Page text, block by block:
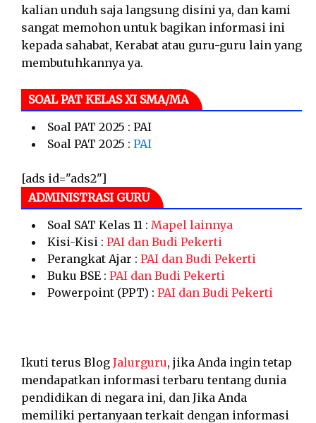
kalian unduh saja langsung disini ya, dan kami
sangat memohon untuk bagikan informasi ini
kepada sahabat, Kerabat atau guru-guru lain yang
membutuhkannya ya.
SOAL PAT KELAS XI SMA/MA
Soal PAT 2025 : PAI
Soal PAT 2025 : PAI
[ads id="ads2"]
ADMINISTRASI GURU
Soal SAT Kelas 11 : Mapel lainnya
Kisi-Kisi : PAI dan Budi Pekerti
Perangkat Ajar : PAI dan Budi Pekerti
Buku BSE : PAI dan Budi Pekerti
Powerpoint (PPT) : PAI dan Budi Pekerti
Ikuti terus Blog Jalurguru, jika Anda ingin tetap
mendapatkan informasi terbaru tentang dunia
pendidikan di negara ini, dan Jika Anda
memiliki pertanyaan terkait dengan informasi